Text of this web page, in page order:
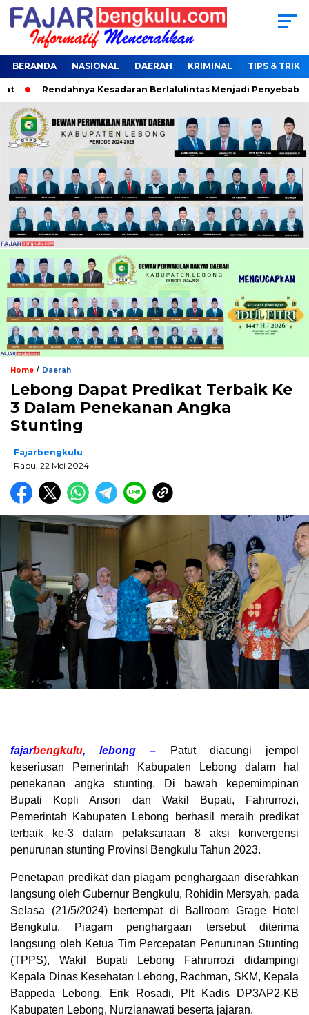
BERANDA NASIONAL DAERAH KRIMINAL TIPS & TRIK
Rendahnya Kesadaran Berlalulintas Menjadi Penyebab
Home / Daerah
Lebong Dapat Predikat Terbaik Ke
3 Dalam Penekanan Angka
Stunting
Fajarbengkulu
Rabu, 22 Mei 2024
fajarbengkulu, lebong – Patut diacungi jempol
keseriusan Pemerintah Kabupaten Lebong dalam hal
penekanan angka stunting. Di bawah kepemimpinan
Bupati Kopli Ansori dan Wakil Bupati, Fahrurrozi,
Pemerintah Kabupaten Lebong berhasil meraih predikat
terbaik ke-3 dalam pelaksanaan 8 aksi konvergensi
penurunan stunting Provinsi Bengkulu Tahun 2023.
Penetapan predikat dan piagam penghargaan diserahkan
langsung oleh Gubernur Bengkulu, Rohidin Mersyah, pada
Selasa (21/5/2024) bertempat di Ballroom Grage Hotel
Bengkulu. Piagam penghargaan tersebut diterima
langsung oleh Ketua Tim Percepatan Penurunan Stunting
(TPPS), Wakil Bupati Lebong Fahrurrozi didampingi
Kepala Dinas Kesehatan Lebong, Rachman, SKM, Kepala
Bappeda Lebong, Erik Rosadi, Plt Kadis DP3AP2-KB
Kabupaten Lebong, Nurzianawati beserta jajaran.